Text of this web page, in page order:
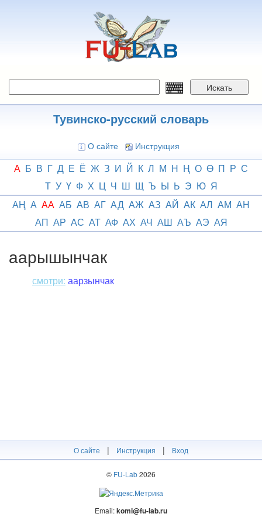
Искать
Тувинско-русский словарь
О сайте Инструкция
А Б В Г Д Е Ё Ж З И Й К Л М Н Ң О Ө П Р С
Т У Ү Ф Х Ц Ч Ш Щ Ъ Ы Ь Э Ю Я
АҢ А АА АБ АВ АГ АД АЖ АЗ АЙ АК АЛ АМ АН
АП АР АС АТ АФ АХ АЧ АШ АЪ АЭ АЯ
аарышынчак
смотри: аарзынчак
О сайте | Инструкция | Вход
© FU-Lab2026
Email:komi@fu-lab.ru